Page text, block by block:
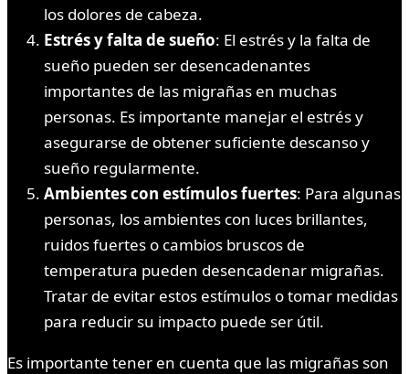
los dolores de cabeza.
Estrés y falta de sueño: El estrés y la falta de
sueño pueden ser desencadenantes
importantes de las migrañas en muchas
personas. Es importante manejar el estrés y
asegurarse de obtener suficiente descanso y
sueño regularmente.
Ambientes con estímulos fuertes: Para algunas
personas, los ambientes con luces brillantes,
ruidos fuertes o cambios bruscos de
temperatura pueden desencadenar migrañas.
Tratar de evitar estos estímulos o tomar medidas
para reducir su impacto puede ser útil.
Es importante tener en cuenta que las migrañas son